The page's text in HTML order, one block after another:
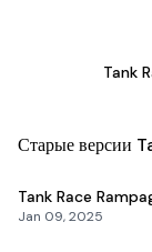
Tank
Старые версии
Tank Race
Jan 09, 2025